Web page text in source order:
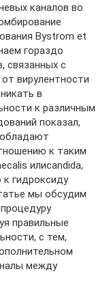
каналов во
Bystrom et
гораздо
связанных с
вирулентности
в
к различным
показал,
к таким
илиcandida,
гидроксиду
мы обсудим
правильные
с тем,
между